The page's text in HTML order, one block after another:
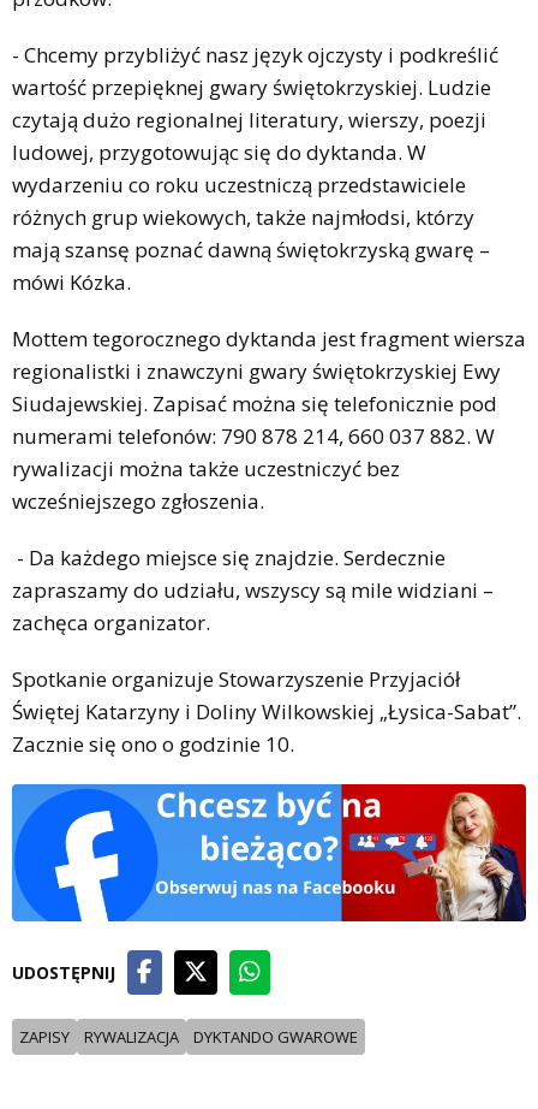
- Chcemy przybliżyć nasz język ojczysty i podkreślić
wartość przepięknej gwary świętokrzyskiej. Ludzie
czytają dużo regionalnej literatury, wierszy, poezji
ludowej, przygotowując się do dyktanda. W
wydarzeniu co roku uczestniczą przedstawiciele
różnych grup wiekowych, także najmłodsi, którzy
mają szansę poznać dawną świętokrzyską gwarę –
mówi Kózka.
Mottem tegorocznego dyktanda jest fragment wiersza
regionalistki i znawczyni gwary świętokrzyskiej Ewy
Siudajewskiej. Zapisać można się telefonicznie pod
numerami telefonów: 790 878 214, 660 037 882. W
rywalizacji można także uczestniczyć bez
wcześniejszego zgłoszenia.
- Da każdego miejsce się znajdzie. Serdecznie
zapraszamy do udziału, wszyscy są mile widziani –
zachęca organizator.
Spotkanie organizuje Stowarzyszenie Przyjaciół
Świętej Katarzyny i Doliny Wilkowskiej „Łysica-Sabat”.
Zacznie się ono o godzinie 10.
UDOSTĘPNIJ
ZAPISY RYWALIZACJA DYKTANDO GWAROWE